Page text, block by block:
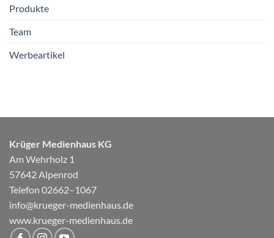
Produkte
Team
Werbeartikel
Krüger Medienhaus KG
Am Wehrholz 1
57642 Alpenrod
Telefon 02662–1067
info@krueger-medienhaus.de
www.krueger-medienhaus.de